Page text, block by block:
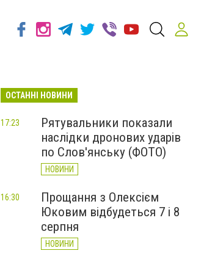
ОСТАННІ НОВИНИ
Рятувальники показали
наслідки дронових ударів
по Слов'янську (ФОТО)
НОВИНИ
17:23
Прощання з Олексієм
Юковим відбудеться 7 і 8
серпня
НОВИНИ
16:30